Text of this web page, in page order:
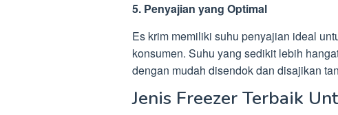
5. Penyajian yang Optimal
Es krim memiliki suhu penyajian ideal
konsumen. Suhu yang sedikit lebih
dengan mudah disendok dan disajikan
Jenis Freezer Terbaik